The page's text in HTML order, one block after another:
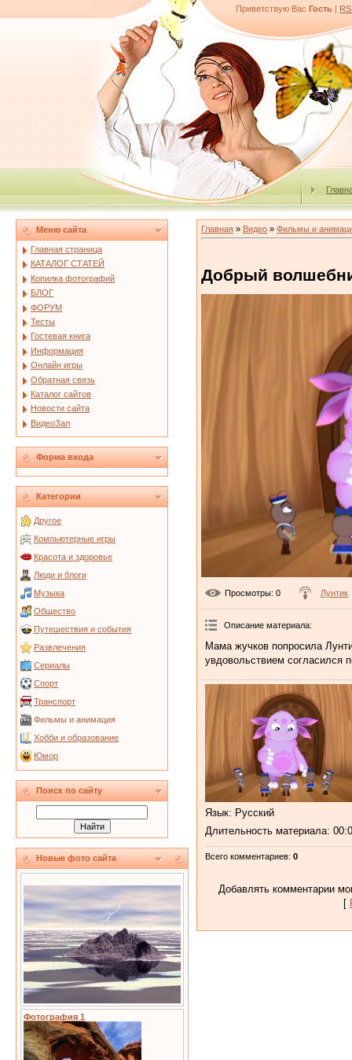
Приветствую Вас Гость |
Меню сайта
Главная страница
КАТАЛОГ СТАТЕЙ
Копилка фотографий
БЛОГ
ФОРУМ
Тесты
Гостевая книга
Информация
Онлайн игры
Обратная связь
Каталог сайтов
Новости сайта
ВидеоЗал
Форма входа
Категории
Другое
Компьютерные игры
Красота и здоровье
Люди и блоги
Музыка
Общество
Путешествия и события
Развлечения
Сериалы
Спорт
Транспорт
Фильмы и анимация
Хобби и образование
Юмор
Поиск по сайту
Новые фото сайта
Фотография 1
Главная » Видео » Фильмы и
Добрый
Просмотры: 0 Лунтик
Описание материала:
Мама жучков попросила
увдовольствием согласился
Язык: Русский
Длительность материала:
Всего комментариев: 0
Добавлять комментарии
[